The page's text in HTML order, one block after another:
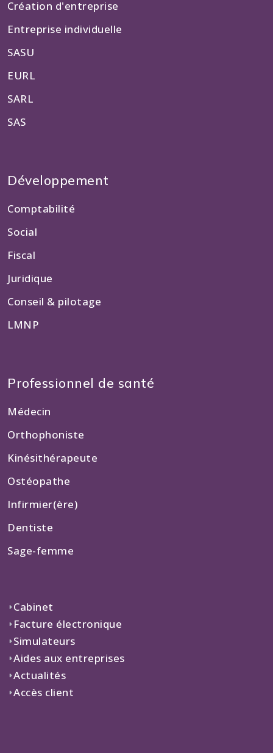
Création d'entreprise
Entreprise individuelle
SASU
EURL
SARL
SAS
Développement
Comptabilité
Social
Fiscal
Juridique
Conseil & pilotage
LMNP
Professionnel de santé
Médecin
Orthophoniste
Kinésithérapeute
Ostéopathe
Infirmier(ère)
Dentiste
Sage-femme
Cabinet
Facture électronique
Simulateurs
Aides aux entreprises
Actualités
Accès client